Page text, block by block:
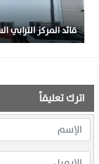
قائد المركز الترابي
اترك تعليقاً